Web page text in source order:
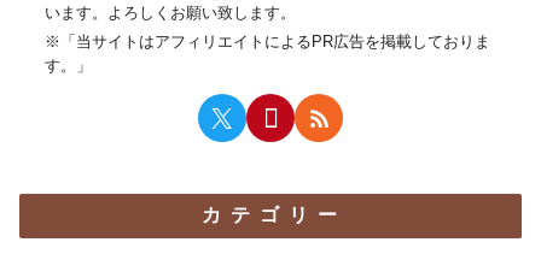
います。よろしくお願い致します。
※「当サイトはアフィリエイトによるPR広告を掲載しておりま
す。」
カテゴリー